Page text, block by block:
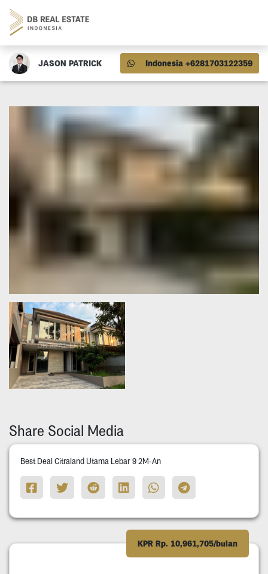
JASON PATRICK Indonesia +6281703122359
Share Social Media
Best Deal Citraland Utama Lebar 9 2M-An
KPR Rp. 10,961,705/bulan